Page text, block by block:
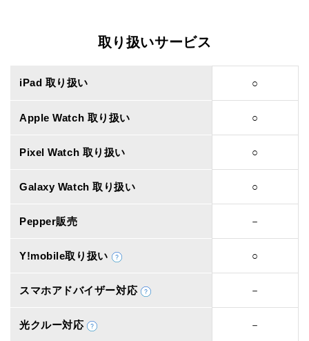
取り扱いサービス
iPad 取り扱い ○
Apple Watch 取り扱い ○
Pixel Watch 取り扱い ○
Galaxy Watch 取り扱い ○
Pepper販売 －
Y!mobile取り扱い ○
スマホアドバイザー対応 －
光クルー対応 －